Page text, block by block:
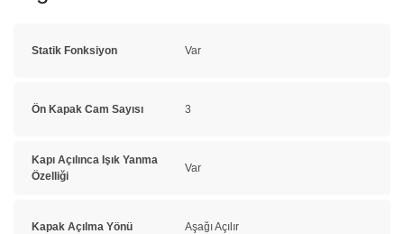
Statik Fonksiyon Var
Ön Kapak Cam Sayısı 3
Kapı Açılınca Işık Yanma
Özelliği
Var
Kapak Açılma Yönü Aşağı Açılır